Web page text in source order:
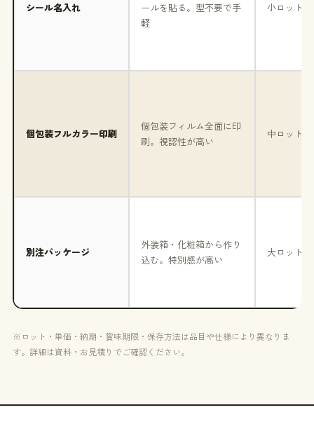
シール名入れ
ールを貼る。型不要で手
軽
小ロット〜
個包装フルカラー印刷
個包装フィルム全面に印
刷。視認性が高い
中ロット〜
別注パッケージ
外装箱・化粧箱から作り
込む。特別感が高い
大ロット〜
※ロット・単価・納期・賞味期限・保存方法は品目や仕様により異なりま
す。詳細は資料・お見積りでご確認ください。